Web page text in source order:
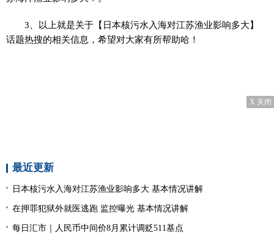
3、以上就是关于【日本核污水入海对江苏渔业影响多大】
话题热搜的相关信息，希望对大家有所帮助哈！
X 关闭
最近更新
日本核污水入海对江苏渔业影响多大 基本情况讲解
在押罪犯狱外就医逃跑 监控曝光 基本情况讲解
每日汇市｜人民币中间价8月累计调贬511基点